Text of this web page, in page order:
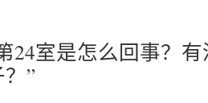
24室是怎么回事？
”